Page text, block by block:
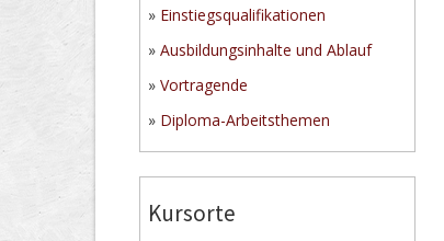
» Einstiegsqualifikationen
» Ausbildungsinhalte und Ablauf
» Vortragende
» Diploma-Arbeitsthemen
Kursorte